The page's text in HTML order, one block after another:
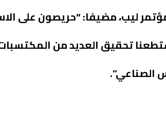
ليب، مضيفا: “حريصون على
تحقيق العديد من
الصناعي”.